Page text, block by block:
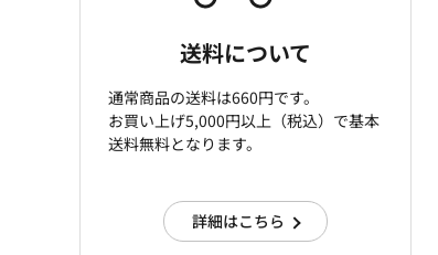
送料について
通常商品の送料は660円です。
お買い上げ5,000円以上（税込）で基本
送料無料となります。
詳細はこちら